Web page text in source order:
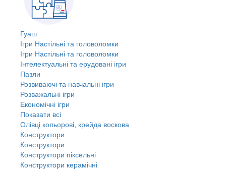
Гуаш
Ігри Настільні та головоломки
Ігри Настільні та головоломки
Інтелектуальні та ерудовані ігри
Пазли
Розвиваючі та навчальні ігри
Розважальні ігри
Економічні ігри
Показати всі
Олівці кольорові, крейда воскова
Конструктори
Конструктори
Конструктори піксельні
Конструктори керамічні